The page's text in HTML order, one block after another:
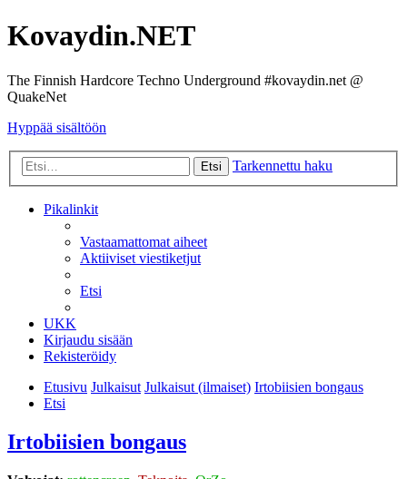
Kovaydin.NET
The Finnish Hardcore Techno Underground #kovaydin.net @
QuakeNet
Hyppää sisältöön
Etsi Tarkennettu haku
Pikalinkit
Vastaamattomat aiheet
Aktiiviset viestiketjut
Etsi
UKK
Kirjaudu sisään
Rekisteröidy
Etusivu Julkaisut Julkaisut (ilmaiset) Irtobiisien bongaus
Etsi
Irtobiisien bongaus